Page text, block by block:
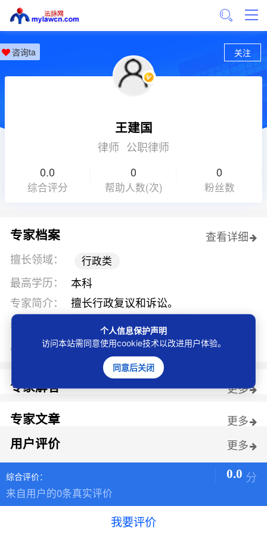
咨询ta 关注
王建国
律师 公职律师
0.0
综合评分
0
帮助人数(次)
0
粉丝数
专家档案
查看详细
擅长领域：
行政类
最高学历：
本科
专家简介：
擅长行政复议和诉讼。
办公地址：
佳木斯市向阳区世水花园
实名认证 执业认证 邮箱认证
专家解答 更多
专家文章 更多
用户评价 更多
综合评价：
来自用户的0条真实评价
0.0 分
我要评价
个人信息保护声明
访问本站需同意使用cookie技术以改进用户体验。
同意后关闭